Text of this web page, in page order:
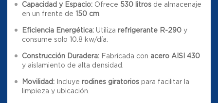
Capacidad y Espacio: Ofrece 530 litros de almacenaje
en un frente de 150 cm
Eficiencia Energética: Utiliza refrigerante R-290 y
consume solo 10.8 kw/día
Construcción Duradera: Fabricada con acero AISI 430
y aislamiento de alta densidad
Movilidad: Incluye rodines giratorios para facilitar la
limpieza y ubicación